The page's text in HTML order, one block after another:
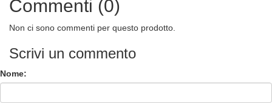
Commenti (0)
Non ci sono commenti per questo prodotto.
Scrivi un commento
Nome: